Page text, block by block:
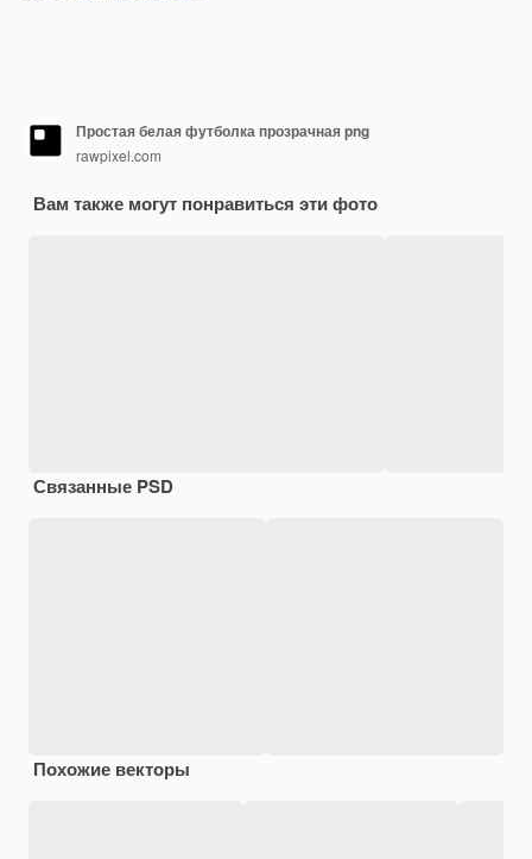
Простая белая футболка прозрачная png
rawpixel.com
Вам также могут понравиться эти фото
Связанные PSD
Похожие векторы